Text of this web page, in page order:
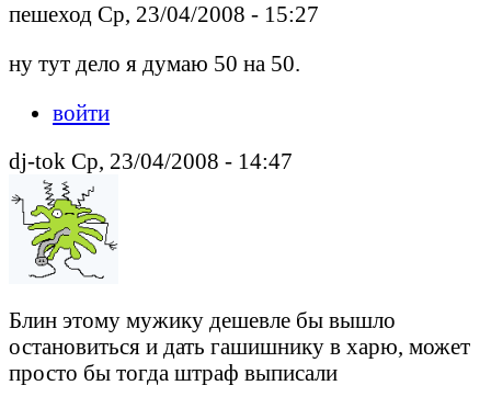
пешеход Ср, 23/04/2008 - 15:27
ну тут дело я думаю 50 на 50.
войти
dj-tok Ср, 23/04/2008 - 14:47
Блин этому мужику дешевле бы вышло
остановиться и дать гашишнику в харю, может
просто бы тогда штраф выписали